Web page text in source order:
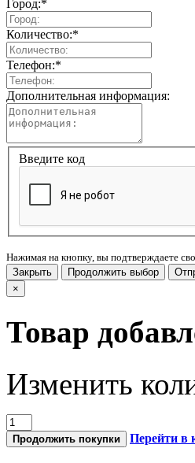
Город:*
Количество:*
Телефон:*
Дополнительная информация:
Введите код
Нажимая на кнопку, вы подтверждаете
Закрыть
Продолжить выбор
×
Товар
Изменить
Продолжить покупки Перейти в